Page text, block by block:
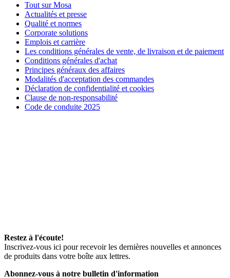
Tout sur Mosa
Actualités et presse
Qualité et normes
Corporate solutions
Emplois et carrière
Les conditions générales de vente, de livraison et de paiement
Conditions générales d'achat
Principes généraux des affaires
Modalités d'acceptation des commandes
Déclaration de confidentialité et cookies
Clause de non-responsabilité
Code de conduite 2025
Restez à l'écoute!
Inscrivez-vous ici pour recevoir les dernières nouvelles et annonces
de produits dans votre boîte aux lettres.
Abonnez-vous à notre bulletin d'information